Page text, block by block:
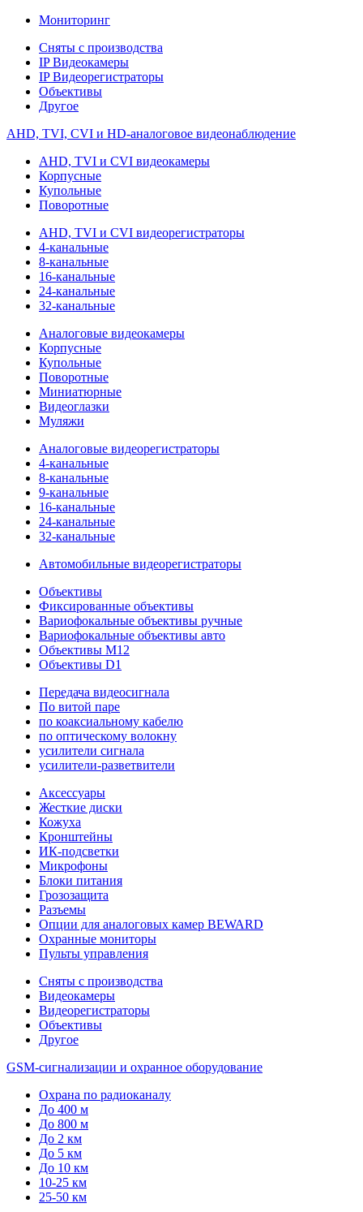
Мониторинг
Сняты с производства
IP Видеокамеры
IP Видеорегистраторы
Объективы
Другое
AHD, TVI, CVI и HD-аналоговое видеонаблюдение
AHD, TVI и CVI видеокамеры
Корпусные
Купольные
Поворотные
AHD, TVI и CVI видеорегистраторы
4-канальные
8-канальные
16-канальные
24-канальные
32-канальные
Аналоговые видеокамеры
Корпусные
Купольные
Поворотные
Миниатюрные
Видеоглазки
Муляжи
Аналоговые видеорегистраторы
4-канальные
8-канальные
9-канальные
16-канальные
24-канальные
32-канальные
Автомобильные видеорегистраторы
Объективы
Фиксированные объективы
Вариофокальные объективы ручные
Вариофокальные объективы авто
Объективы M12
Объективы D1
Передача видеосигнала
По витой паре
по коаксиальному кабелю
по оптическому волокну
усилители сигнала
усилители-разветвители
Аксессуары
Жесткие диски
Кожуха
Кронштейны
ИК-подсветки
Микрофоны
Блоки питания
Грозозащита
Разъемы
Опции для аналоговых камер BEWARD
Охранные мониторы
Пульты управления
Сняты с производства
Видеокамеры
Видеорегистраторы
Объективы
Другое
GSM-сигнализации и охранное оборудование
Охрана по радиоканалу
До 400 м
До 800 м
До 2 км
До 5 км
До 10 км
10-25 км
25-50 км